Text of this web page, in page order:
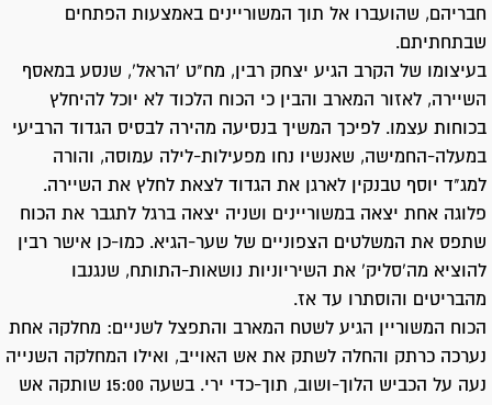
חבריהם, שהועברו אל תוך המשוריינים באמצעות הפתחים
שבתחתיתם.
בעיצומו של הקרב הגיע יצחק רבין, מח"ט ‘הראל’, שנסע במאסף
השיירה, לאזור המארב והבין כי הכוח הלכוד לא יוכל להיחלץ
בכוחות עצמו. לפיכך המשיך בנסיעה מהירה לבסיס הגדוד הרביעי
במעלה-החמישה, שאנשיו נחו מפעילות-לילה עמוסה, והורה
למג"ד יוסף טבנקין לארגן את הגדוד לצאת לחלץ את השיירה.
פלוגה אחת יצאה במשוריינים ושניה יצאה ברגל לתגבר את הכוח
שתפס את המשלטים הצפוניים של שער-הגיא. כמו-כן אישר רבין
להוציא מה’סליק’ את השיריוניות נושאות-התותח, שנגנבו
מהבריטים והוסתרו עד אז.
הכוח המשוריין הגיע לשטח המארב והתפצל לשניים: מחלקה אחת
נערכה כרתק והחלה לשתק את אש האוייב, ואילו המחלקה השנייה
נעה על הכביש הלוך-ושוב, תוך-כדי ירי. בשעה 15:00 שותקה אש